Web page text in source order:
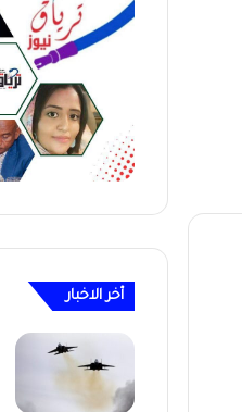
أخر الاخبار